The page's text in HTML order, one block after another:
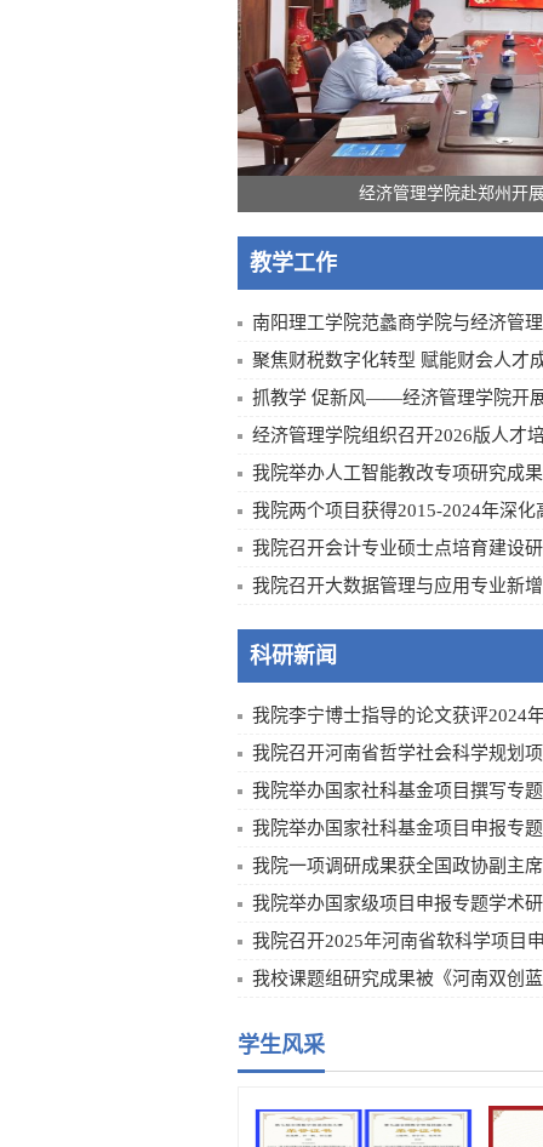
经济管理学院赴郑州开
教学工作
南阳理工学院范蠡商学院与经济管
聚焦财税数字化转型 赋能财会人才
抓教学 促新风——经济管理学院开
经济管理学院组织召开2026版人才
我院举办人工智能教改专项研究成
我院两个项目获得2015-2024年深化
我院召开会计专业硕士点培育建设
我院召开大数据管理与应用专业新
科研新闻
我院李宁博士指导的论文获评2024
我院召开河南省哲学社会科学规划
我院举办国家社科基金项目撰写专
我院举办国家社科基金项目申报专
我院一项调研成果获全国政协副主
我院举办国家级项目申报专题学术
我院召开2025年河南省软科学项目
我校课题组研究成果被《河南双创
学生风采